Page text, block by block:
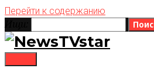
Перейти к содержанию